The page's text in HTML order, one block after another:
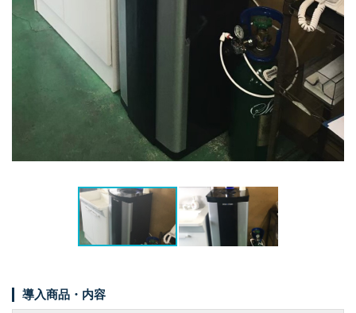
店舗・サロン・クリニックなど
メニュー
お問い合わせ
0120-288-822
導入商品・内容